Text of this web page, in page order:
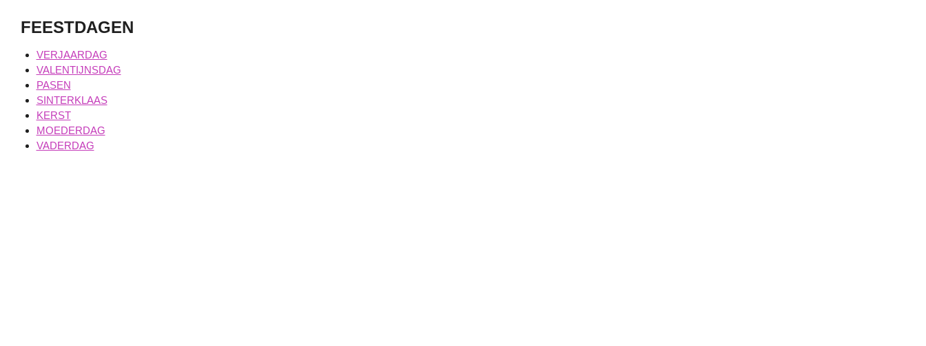
FEESTDAGEN
VERJAARDAG
VALENTIJNSDAG
PASEN
SINTERKLAAS
KERST
MOEDERDAG
VADERDAG